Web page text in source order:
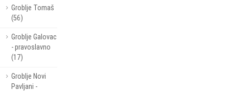
Groblje Tomaš
(56)
Groblje Galovac
- pravoslavno
(17)
Groblje Novi
Pavljani -